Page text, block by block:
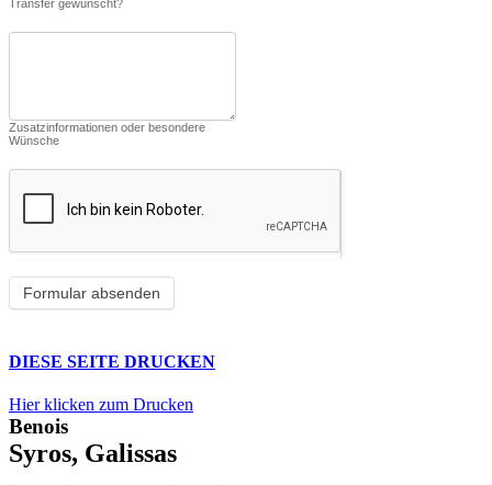
Transfer gewünscht?
Zusatzinformationen oder besondere
Wünsche
DIESE SEITE DRUCKEN
Hier klicken zum Drucken
Benois
Syros, Galissas